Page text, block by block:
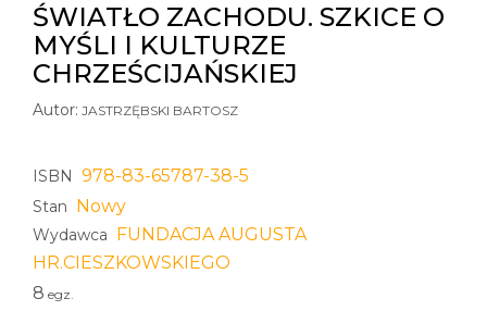
ŚWIATŁO ZACHODU. SZKICE O
MYŚLI I KULTURZE
CHRZEŚCIJAŃSKIEJ
Autor: JASTRZĘBSKI BARTOSZ
ISBN 978-83-65787-38-5
Stan Nowy
Wydawca FUNDACJA AUGUSTA
HR.CIESZKOWSKIEGO
8 egz.